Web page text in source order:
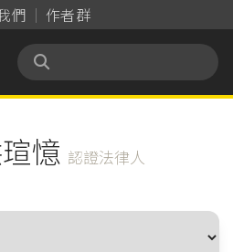
們 作者群
憶 認證法律人